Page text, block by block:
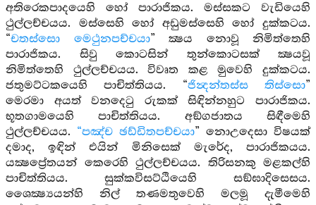
අතිරෙකපාදයෙහි හෝ පාරාජිකය. මස්සකට වැඩියෙහි
ථුල්ලච්චයය. මස්සෙහි හෝ අඩුමස්සෙහි හෝ දුක්කටය.
“චතස්සො මෙථුනපච්චයා” ක්‍ෂය නොවූ නිමිත්තෙහි
පාරාජිකය. සිවු කොටසින් තුන්කොටසක් ක්‍ෂයවූ
නිමිත්තෙහි ථුල්ලච්චයය. විවෘත කළ මුවෙහි දුක්කටය.
ජතුමට්ටකයෙහි පාචිත්තියය. “ජින්‍දන්තස්ස තිස්සො”
මෙරමා අයත් වනදෙටු රුකක් සිඳින්නහුට පාරාජිකය.
භූතගාමයෙහි පාචිත්තියය. අඞ්ගජාතය සිඳීමෙහි
ථුල්ලච්චයය. “පඤ්ච ඡඩ්ඩිතපච්චයා” නොඋදෙසා විෂයක්
දමාද, ඉඳින් එයින් මිනිසෙක් මැරේද, පාරාජිකයය.
යක්‍ෂප්‍රේතයන් කෙරෙහි ථුල්ලච්චයය. තිරිසනකු මළකල්හි
පාචිත්තියය. සුක්කවිසට්ඨියෙහි සඞ්ඝාදිසෙසය.
ශෛක්‍ෂ්‍යයන්හි නිල් තණමතුවෙහි මලමූ දැමීමෙහි